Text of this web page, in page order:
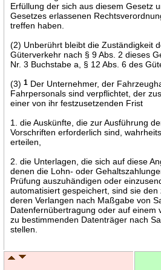
Erfüllung der sich aus diesem Gesetz
Gesetzes erlassenen
treffen haben.
(2) Unberührt bleibt die Zuständigkeit
Güterverkehr nach § 9 Abs. 2 dieses
Nr. 3 Buchstabe a, § 12 Abs. 6 des
(3)1 Der Unternehmer, der
Fahrpersonals sind verpflichtet, der
einer von ihr festzusetzenden Frist
1. die Auskünfte, die zur Ausführung
Vorschriften erforderlich sind,
erteilen,
2. die Unterlagen, die sich auf diese
denen die Lohn- oder
Prüfung auszuhändigen oder
automatisiert gespeichert, sind sie
deren Verlangen nach Maßgabe von
Datenfernübertragung oder auf einem
zu bestimmenden Datenträger nach
stellen.